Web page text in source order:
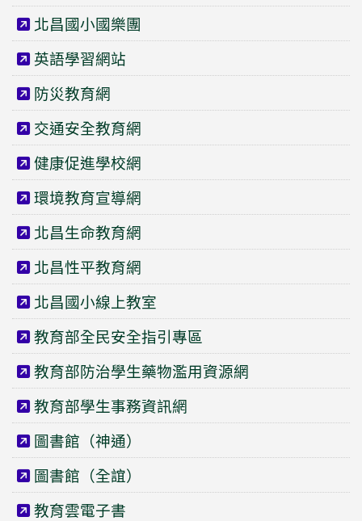
北昌國小國樂團
英語學習網站
防災教育網
交通安全教育網
健康促進學校網
環境教育宣導網
北昌生命教育網
北昌性平教育網
北昌國小線上教室
教育部全民安全指引專區
教育部防治學生藥物濫用資源網
教育部學生事務資訊網
圖書館（神通）
圖書館（全誼）
教育雲電子書